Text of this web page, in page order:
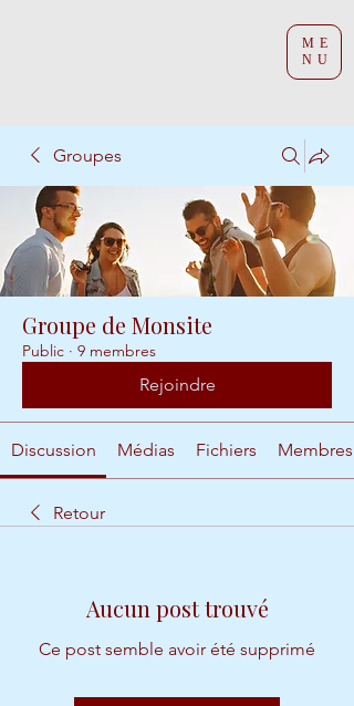
ME
NU
Groupes
Groupe de Monsite
Public · 9 membres
Rejoindre
Discussion Médias Fichiers Membres
Retour
Aucun post trouvé
Ce post semble avoir été supprimé